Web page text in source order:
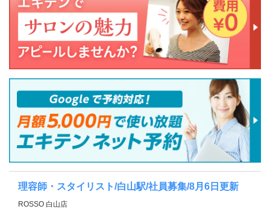
理容師・スタイリスト/白山駅/社員募集/8月6日更新
ROSSO 白山店